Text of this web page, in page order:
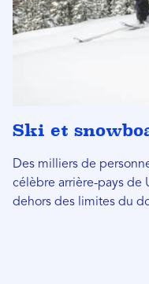
Ski et
Des milliers de
célèbre arrière-pays de
dehors des limites du